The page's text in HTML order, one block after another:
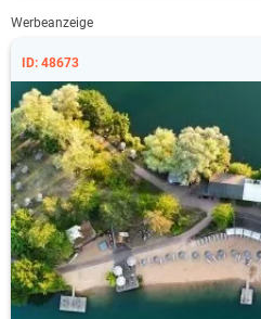
Werbeanzeige
ID: 48673